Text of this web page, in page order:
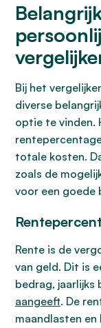
Bij het
diverse
optie te vinden.
totale kosten.
zoals de
voor een goede
Rente is de
van geld. Dit is
bedrag, jaarlijks
aangeeft. De
maandlasten